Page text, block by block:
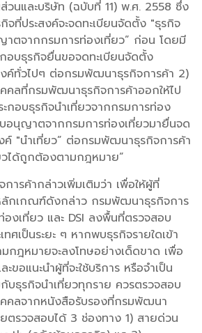
วนและบริษัท (ฉบับที่ 11) พ.ศ. 2558 ซึ่ง
จที่ประสงค์จะจดทะเบียนจัดตั้ง "ธุรกิจ
าตจากกรมการท่องเที่ยว” ก่อน โดยมี
อบธุรกิจยื่นขอจดทะเบียนจัดตั้ง
ค์ทั่วไปๆ ต่อกรมพัฒนาธุรกิจการค้า 2)
คลที่กรมพัฒนาธุรกิจการค้าออกให้ไป
กอบธุรกิจนำเที่ยวจากกรมการท่อง
อนุญาตจากกรมการท่องเที่ยวมายื่นจด
ค์ "นำเที่ยว” ต่อกรมพัฒนาธุรกิจการค้า
ได้ถูกต้องตามกฎหมาย”
รค้ากล่าวเพิ่มเติมว่า เพื่อให้ผู้ที่
กเกณฑ์ดังกล่าว กรมพัฒนาธุรกิจการ
องเที่ยว และ DSI ลงพื้นที่ตรวจสอบ
ศเป็นระยะ ๆ หากพบธุรกิจรายใดเข้า
กฎหมายจะลงโทษอย่างเด็ดขาด เพื่อ
ะขอแนะนำผู้ที่จะใช้บริการ หรือจำเป็น
บธุรกิจนำเที่ยวทุกราย ควรตรวจสอบ
คลจากหนังสือรับรองที่กรมพัฒนา
ตรวจสอบได้ 3 ช่องทาง 1) สายด่วน